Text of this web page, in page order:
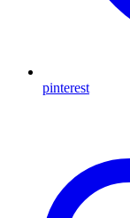
pinterest